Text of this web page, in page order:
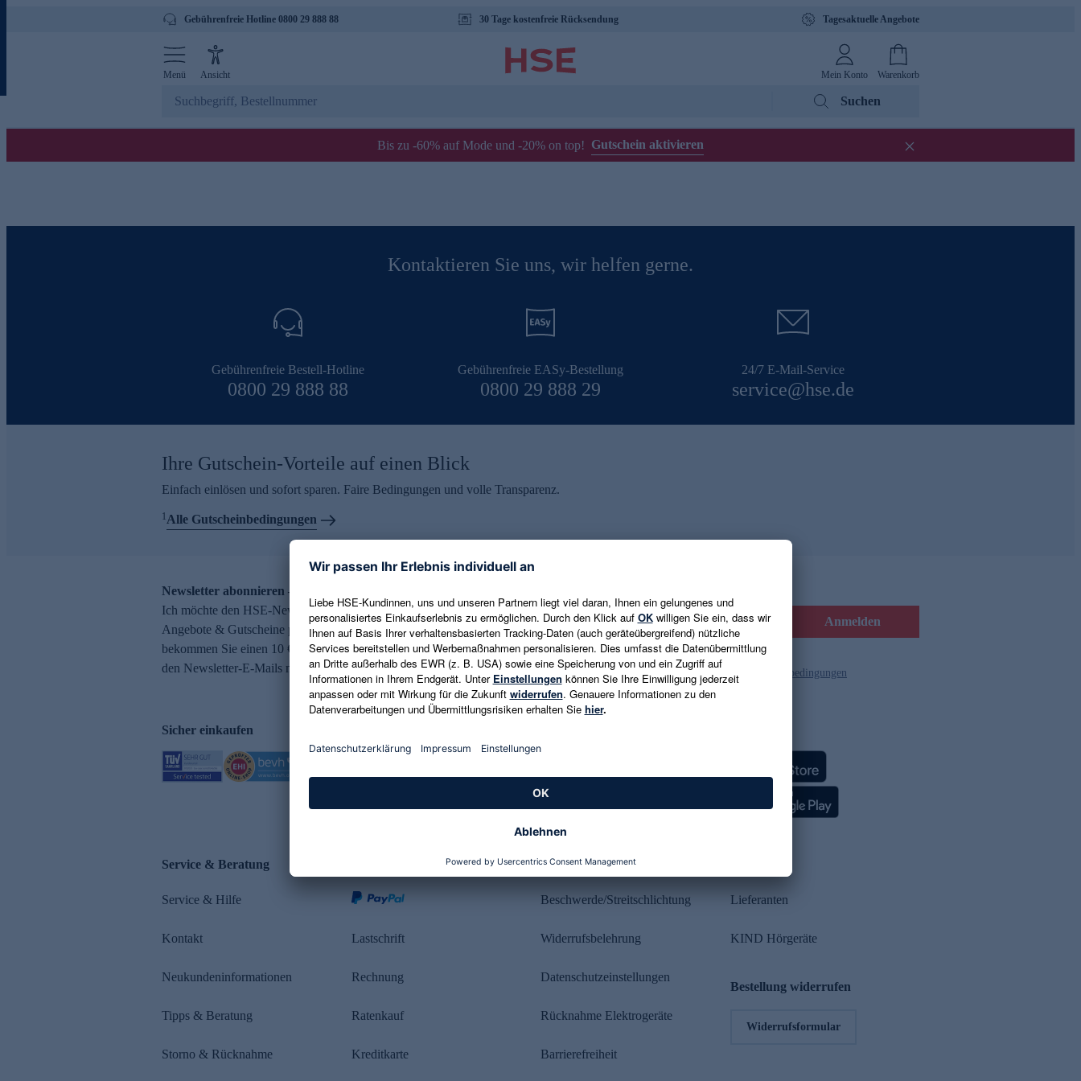
Gebührenfreie Hotline 0800 29 888 88 30 Tage kostenfreie Rücksendung Tagesaktuelle Angebote
Menü Ansicht Mein Konto Warenkorb
Suchen
Bis zu -60% auf Mode und -20% on top! Gutschein aktivieren
Kontaktieren Sie uns, wir helfen gerne.
Gebührenfreie Bestell-Hotline
0800 29 888 88
Gebührenfreie EASy-Bestellung
0800 29 888 29
24/7 E-Mail-Service
service@hse.de
Ihre Gutschein-Vorteile auf einen Blick
Einfach einlösen und sofort sparen. Faire Bedingungen und volle Transparenz.
1Alle Gutscheinbedingungen
Newsletter abonnieren – 10 € Gutschein erhalten
Ich möchte den HSE-Newsletter abonnieren und aktuelle Trends,
Angebote & Gutscheine per E-Mail erhalten. Als Dankeschön
bekommen Sie einen 10 € Gutschein. Eine Abmeldung ist jederzeit in
den Newsletter-E-Mails möglich.
E-Mail-Adresse eingeben Anmelden
Es gelten die Datenschutzrichtlinien und die Gutscheinbedingungen
Sicher einkaufen
Service & Beratung
Service & Hilfe
Kontakt
Neukundeninformationen
Tipps & Beratung
Storno & Rücknahme
Lastschrift
Rechnung
Ratenkauf
Kreditkarte
Rechtliches
Beschwerde/Streitschlichtung
Widerrufsbelehrung
Datenschutzeinstellungen
Rücknahme Elektrogeräte
Barrierefreiheit
Lieferanten
KIND Hörgeräte
Bestellung widerrufen
Widerrufsformular